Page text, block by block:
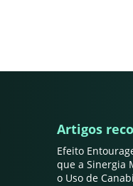
Artigos
Efeito
que a Sinergia
o Uso de